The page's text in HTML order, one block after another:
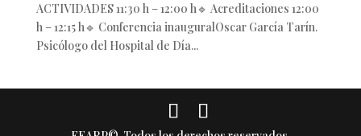
ACTIVIDADES 11:30 h – 12:00 h🔹 Acreditaciones 12:00
h – 12:15 h🔹 Conferencia inauguralOscar García Tarín.
Psicólogo del Hospital de Día...